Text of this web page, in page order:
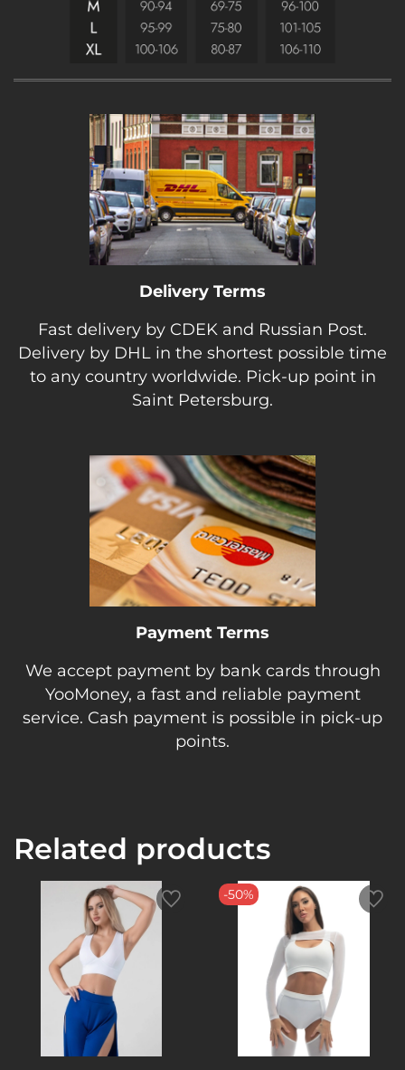
втором пальчике вы не найдёте больше ни у
одного бренда.
сложно зацепить и она служит годами). Ростовка:
160–175 см (длина рассчитана так, чтобы штрипка
идеально ложилась без складок)
Уход: деликатная стирка 30 °C, без отжима.
Delivery Terms
Fast delivery by CDEK and Russian Post.
Delivery by DHL in the shortest possible time
to any country worldwide. Pick-up point in
Saint Petersburg.
Payment Terms
We accept payment by bank cards through
YooMoney, a fast and reliable payment
service. Cash payment is possible in pick-up
points.
Related products
-50%